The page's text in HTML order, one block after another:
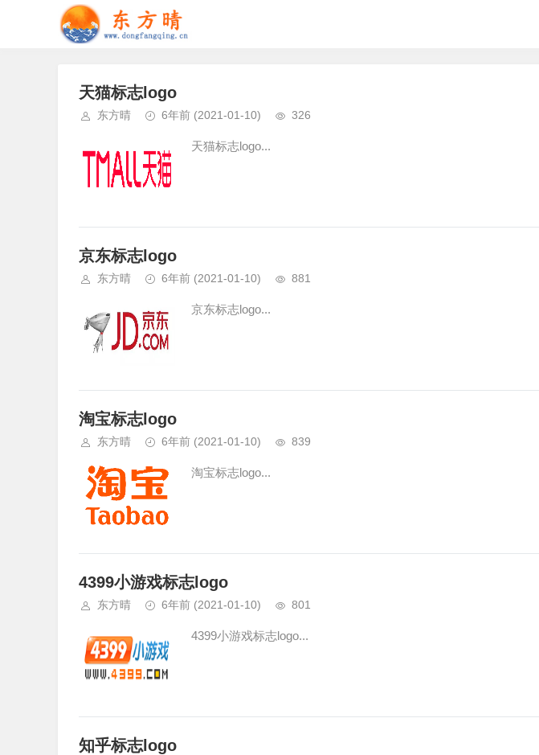
天猫标志logo
东方晴 6年前 (2021-01-10) 326
天猫标志logo...
京东标志logo
东方晴 6年前 (2021-01-10) 881
京东标志logo...
淘宝标志logo
东方晴 6年前 (2021-01-10) 839
淘宝标志logo...
4399小游戏标志logo
东方晴 6年前 (2021-01-10) 801
4399小游戏标志logo...
知乎标志logo